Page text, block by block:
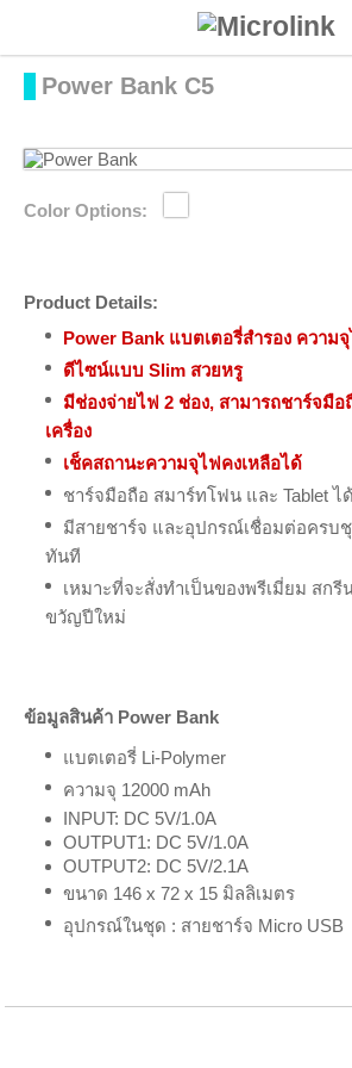
Power Bank C5
Color Options:
Product Details:
Power Bank แบตเตอรี่สำรอง ความ
ดีไซน์แบบ Slim สวยหรู
มีช่องจ่ายไฟ 2 ช่อง, สามารถชาร์จมื
เครื่อง
เช็คสถานะความจุไฟคงเหลือได้
ชาร์จมือถือ สมาร์ทโฟน และ Tablet ไ
มีสายชาร์จ และอุปกรณ์เชื่อมต่อครบ
ทันที
เหมาะที่จะสั่งทำเป็นของพรีเมี่ยม สกรี
ขวัญปีใหม่
ข้อมูลสินค้า Power Bank
แบตเตอรี่ Li-Polymer
ความจุ 12000 mAh
INPUT: DC 5V/1.0A
OUTPUT1: DC 5V/1.0A
OUTPUT2: DC 5V/2.1A
ขนาด 146 x 72 x 15 มิลลิเมตร
อุปกรณ์ในชุด : สายชาร์จ Micro USB